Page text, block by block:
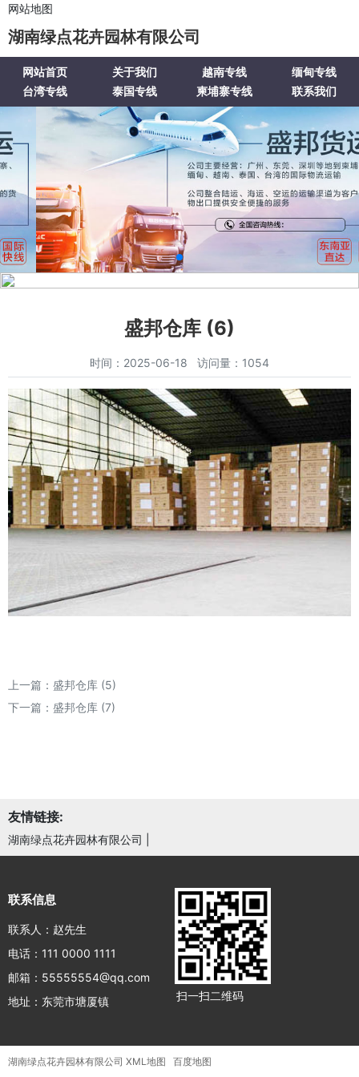
网站地图
湖南绿点花卉园林有限公司
网站首页 关于我们 越南专线
缅甸专线
台湾专线
泰国专线 柬埔寨专线 联系我们
盛邦仓库 (6)
时间：2025-06-18 访问量：1054
上一篇： 盛邦仓库 (5)
下一篇： 盛邦仓库 (7)
友情链接:
湖南绿点花卉园林有限公司
联系信息
联系人：赵先生
电话：111 0000 1111
邮箱：55555554@qq.com
地址：东莞市塘厦镇
扫一扫二维码
湖南绿点花卉园林有限公司 XML地图 百度地图